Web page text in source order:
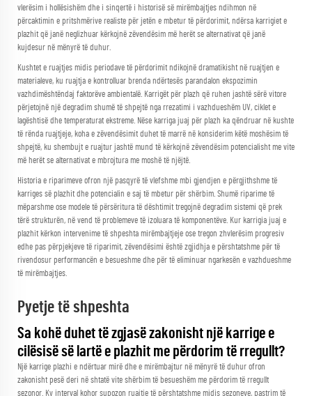
vlerësim i hollësishëm dhe i sinqertë i historisë së mirëmbajtjes ndihmon në
përcaktimin e pritshmërive realiste për jetën e mbetur të përdorimit, ndërsa karrigiet e
plazhit që janë neglizhuar kërkojnë zëvendësim më herët se alternativat që janë
kujdesur në mënyrë të duhur.
Kushtet e ruajtjes midis periodave të përdorimit ndikojnë dramatikisht në ruajtjen e
materialeve, ku ruajtja e kontrolluar brenda ndërtesës parandalon ekspozimin
vazhdimështëndaj faktorëve ambientalë. Karrigët për plazh që ruhen jashtë sërë vitore
përjetojnë një degradim shumë të shpejtë nga rrezatimi i vazhdueshëm UV, ciklet e
lagështisë dhe temperaturat ekstreme. Nëse karriga juaj për plazh ka qëndruar në kushte
të rënda ruajtjeje, koha e zëvendësimit duhet të marrë në konsiderim këtë moshësim të
shpejtë, ku shembujt e ruajtur jashtë mund të kërkojnë zëvendësim potencialisht me vite
më herët se alternativat e mbrojtura me moshë të njëjtë.
Historia e riparimeve ofron një pasqyrë të vlefshme mbi gjendjen e përgjithshme të
karriges së plazhit dhe potencialin e saj të mbetur për shërbim. Shumë riparime të
mëparshme ose modele të përsëritura të dështimit tregojnë degradim sistemi që prek
tërë strukturën, në vend të problemeve të izoluara të komponentëve. Kur karrigia juaj e
plazhit kërkon intervenime të shpeshta mirëmbajtjeje ose tregon zhvlerësim progresiv
edhe pas përpjekjeve të riparimit, zëvendësimi është zgjidhja e përshtatshme për të
rivendosur performancën e besueshme dhe për të eliminuar ngarkesën e vazhdueshme
të mirëmbajtjes.
Pyetje të shpeshta
Sa kohë duhet të zgjasë zakonisht një karrige e
cilësisë së lartë e plazhit me përdorim të rregullt?
Një karrige plazhi e ndërtuar mirë dhe e mirëmbajtur në mënyrë të duhur ofron
zakonisht pesë deri në shtatë vite shërbim të besueshëm me përdorim të rregullt
sezonor. Ky interval kohor supozon ruajtje të përshtatshme midis sezoneve, pastrim të